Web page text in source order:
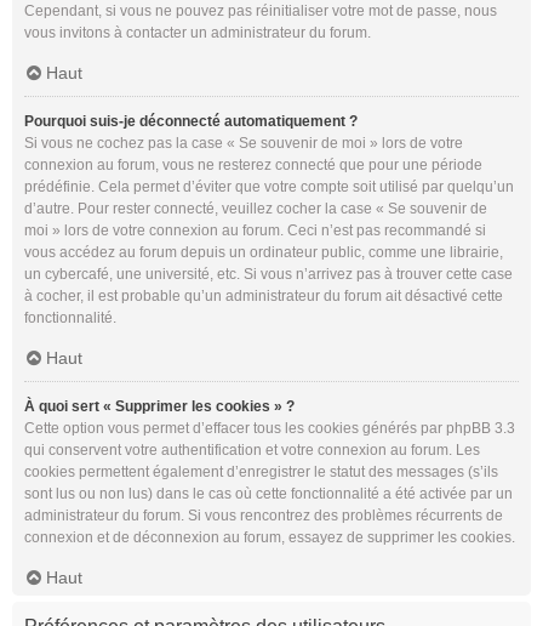
Cependant, si vous ne pouvez pas réinitialiser votre mot de passe, nous
vous invitons à contacter un administrateur du forum.
Haut
Pourquoi suis-je déconnecté automatiquement ?
Si vous ne cochez pas la case « Se souvenir de moi » lors de votre
connexion au forum, vous ne resterez connecté que pour une période
prédéfinie. Cela permet d’éviter que votre compte soit utilisé par quelqu’un
d’autre. Pour rester connecté, veuillez cocher la case « Se souvenir de
moi » lors de votre connexion au forum. Ceci n’est pas recommandé si
vous accédez au forum depuis un ordinateur public, comme une librairie,
un cybercafé, une université, etc. Si vous n’arrivez pas à trouver cette case
à cocher, il est probable qu’un administrateur du forum ait désactivé cette
fonctionnalité.
Haut
À quoi sert « Supprimer les cookies » ?
Cette option vous permet d’effacer tous les cookies générés par phpBB 3.3
qui conservent votre authentification et votre connexion au forum. Les
cookies permettent également d’enregistrer le statut des messages (s’ils
sont lus ou non lus) dans le cas où cette fonctionnalité a été activée par un
administrateur du forum. Si vous rencontrez des problèmes récurrents de
connexion et de déconnexion au forum, essayez de supprimer les cookies.
Haut